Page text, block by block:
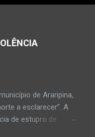
de Araripina,
a esclarecer”. A
de estupro de